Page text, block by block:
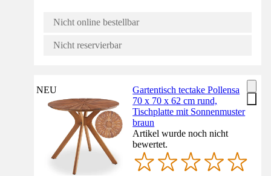
Nicht online bestellbar
Nicht reservierbar
NEU
Gartentisch tectake Pollensa
70 x 70 x 62 cm rund,
Tischplatte mit Sonnenmuster
braun
Artikel wurde noch nicht
bewertet.